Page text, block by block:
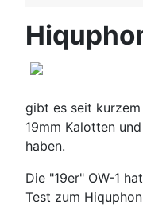
gibt es seit kurzem
19mm Kalotten
haben.
Die "19er" OW-1
Test zum